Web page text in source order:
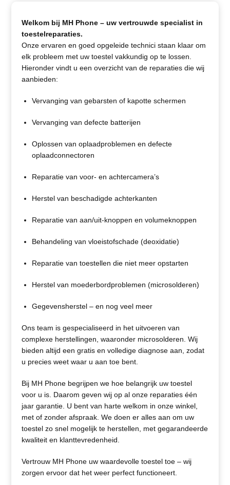
Welkom bij MH Phone – uw vertrouwde specialist in
toestelreparaties.
Onze ervaren en goed opgeleide technici staan klaar om
elk probleem met uw toestel vakkundig op te lossen.
Hieronder vindt u een overzicht van de reparaties die wij
aanbieden:
Vervanging van gebarsten of kapotte schermen
Vervanging van defecte batterijen
Oplossen van oplaadproblemen en defecte
oplaadconnectoren
Reparatie van voor- en achtercamera’s
Herstel van beschadigde achterkanten
Reparatie van aan/uit-knoppen en volumeknoppen
Behandeling van vloeistofschade (deoxidatie)
Reparatie van toestellen die niet meer opstarten
Herstel van moederbordproblemen (microsolderen)
Gegevensherstel – en nog veel meer
Ons team is gespecialiseerd in het uitvoeren van
complexe herstellingen, waaronder microsolderen. Wij
bieden altijd een gratis en volledige diagnose aan, zodat
u precies weet waar u aan toe bent.
Bij MH Phone begrijpen we hoe belangrijk uw toestel
voor u is. Daarom geven wij op al onze reparaties één
jaar garantie. U bent van harte welkom in onze winkel,
met of zonder afspraak. We doen er alles aan om uw
toestel zo snel mogelijk te herstellen, met gegarandeerde
kwaliteit en klanttevredenheid.
Vertrouw MH Phone uw waardevolle toestel toe – wij
zorgen ervoor dat het weer perfect functioneert.